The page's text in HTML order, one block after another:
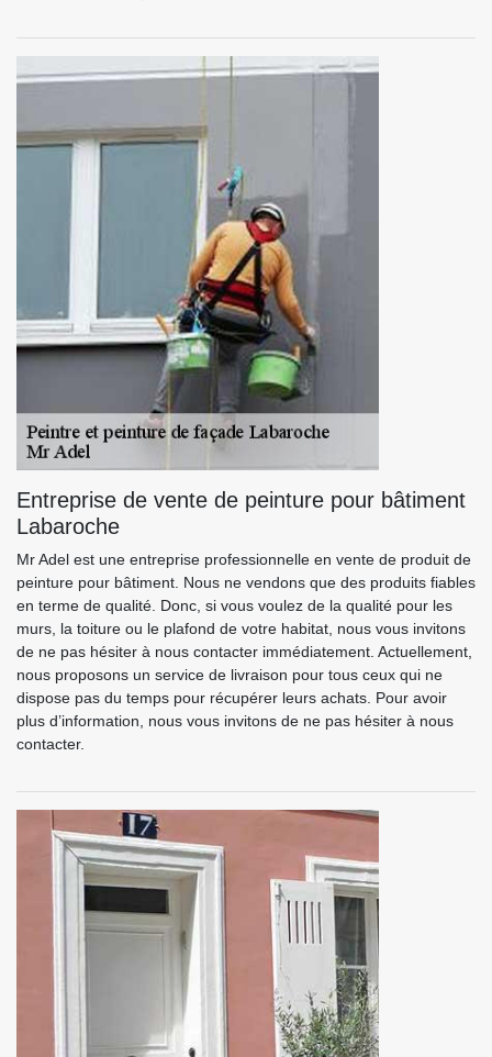
Entreprise de vente de peinture pour bâtiment
Labaroche
Mr Adel est une entreprise professionnelle en vente de produit de
peinture pour bâtiment. Nous ne vendons que des produits fiables
en terme de qualité. Donc, si vous voulez de la qualité pour les
murs, la toiture ou le plafond de votre habitat, nous vous invitons
de ne pas hésiter à nous contacter immédiatement. Actuellement,
nous proposons un service de livraison pour tous ceux qui ne
dispose pas du temps pour récupérer leurs achats. Pour avoir
plus d’information, nous vous invitons de ne pas hésiter à nous
contacter.